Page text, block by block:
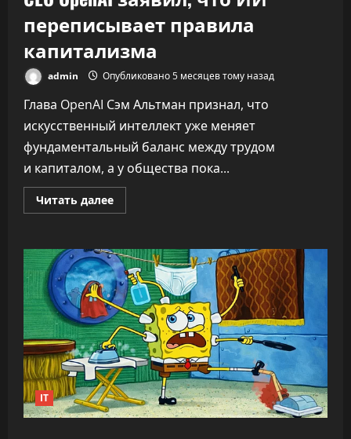
переписывает правила
капитализма
admin Опубликовано 5 месяцев тому назад
Глава OpenAI Сэм Альтман признал, что
искусственный интеллект уже меняет
фундаментальный баланс между трудом
и капиталом, а у общества пока...
Читать далееПрочитать
больше
знает,
что
делать»:
CEO
OpenAI
заявил,
что
ИИ
переписывает
правила
капитализма
IT